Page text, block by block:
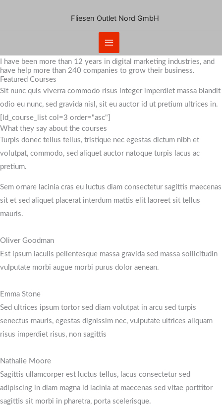
Fliesen Outlet Nord GmbH
Aliquet adipiscing in dignissim scelerisque fermentum nibh
condimentum ligula eget nunc blandit interdum eros, massa ante
I have been more than 12 years in digital marketing industries, and
have help more than 240 companies to grow their business.
Featured Courses
Sit nunc quis viverra commodo risus integer imperdiet massa blandit
odio eu nunc, sed gravida nisl, sit eu auctor id ut pretium ultrices in.
[ld_course_list col=3 order="asc"]
What they say about the courses
Turpis donec tellus tellus, tristique nec egestas dictum nibh et
volutpat, commodo, sed aliquet auctor natoque turpis lacus ac
pretium.
Sem ornare lacinia cras eu luctus diam consectetur sagittis maecenas
sit et sed aliquet placerat interdum mattis elit laoreet sit tellus
mauris.
Oliver Goodman
Est ipsum iaculis pellentesque massa gravida sed massa sollicitudin
vulputate morbi augue morbi purus dolor aenean.
Emma Stone
Sed ultrices ipsum tortor sed diam volutpat in arcu sed turpis
senectus mauris, egestas dignissim nec, vulputate ultrices aliquam
risus imperdiet risus, non sagittis
Nathalie Moore
Sagittis ullamcorper est luctus tellus, lacus consectetur sed
adipiscing in diam magna id lacinia at maecenas sed vitae porttitor
sagittis sit morbi in pharetra, porta scelerisque.